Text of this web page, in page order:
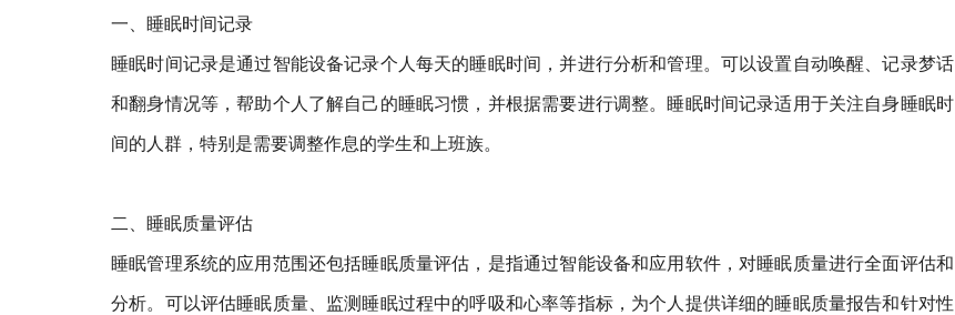
一、睡眠时间记录
睡眠时间记录是通过智能设备记录个人每天的睡眠时间，并进行分析和管理。可以设置自动唤醒、记录梦话
和翻身情况等，帮助个人了解自己的睡眠习惯，并根据需要进行调整。睡眠时间记录适用于关注自身睡眠时
间的人群，特别是需要调整作息的学生和上班族。
二、睡眠质量评估
睡眠管理系统的应用范围还包括睡眠质量评估，是指通过智能设备和应用软件，对睡眠质量进行全面评估和
分析。可以评估睡眠质量、监测睡眠过程中的呼吸和心率等指标，为个人提供详细的睡眠质量报告和针对性